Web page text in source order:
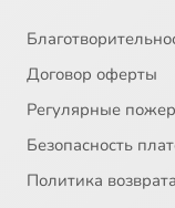
Договор оферты
Регулярные
Безопасность
Политика возврата